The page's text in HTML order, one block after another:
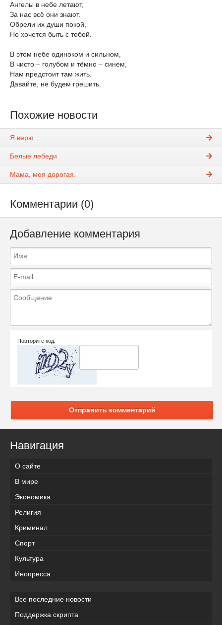
Ангелы в небе летают,
За нас всё они знают.
Обрели их души покой,
Но хочется быть с тобой.
В этом небе одиноком и сильном,
В чисто – голубом и тёмно – синем,
Нам предстоит там жить.
Давайте, не будем грешить.
Похожие новости
Я верю
Белые лебеди
Мама, моя дорогая.
Комментарии (0)
Добавление комментария
Повторите код:
Отправить комментарий
Навигация
О сайте
В мире
Экономика
Религия
Криминал
Спорт
Культура
Инопресса
Все последние новости
Поддержка скрипта